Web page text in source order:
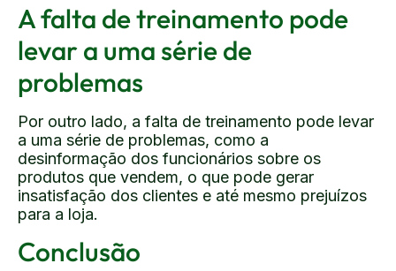
A falta de treinamento pode
levar a uma série de
problemas
Por outro lado, a falta de treinamento pode levar
a uma série de problemas, como a
desinformação dos funcionários sobre os
produtos que vendem, o que pode gerar
insatisfação dos clientes e até mesmo prejuízos
para a loja.
Conclusão